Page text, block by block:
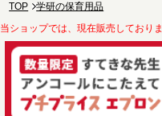
TOP
学研の保育用品
当ショップでは、現在販売しておりま